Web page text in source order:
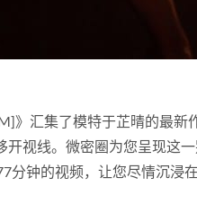
》汇集了模特于芷晴的最新
视线。微密圈为您呈现这
分钟的视频，让您尽情沉浸